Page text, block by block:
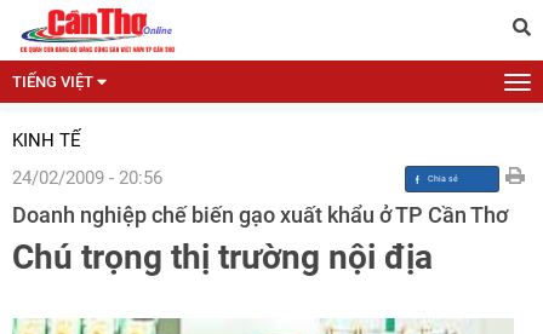
TIẾNG VIỆT
KINH TẾ
24/02/2009 - 20:56
Doanh nghiệp chế biến gạo xuất khẩu ở TP Cần Thơ
Chú trọng thị trường nội địa